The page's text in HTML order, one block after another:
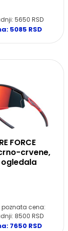
5650 RSD
5085 RSD
FORCE
crvene,
poznata cena:
8500 RSD
7650 RSD